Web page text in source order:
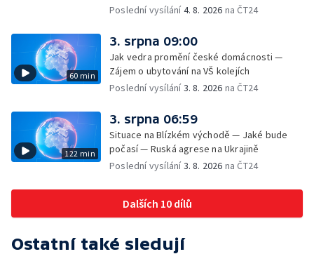
hudebníkem Glenem Hansardem
Poslední vysílání4. 8. 2026 na ČT24
60 min
3. srpna 09:00
Jak vedra promění české domácnosti —
Zájem o ubytování na VŠ kolejích
Poslední vysílání3. 8. 2026 na ČT24
122 min
3. srpna 06:59
Situace na Blízkém východě — Jaké bude
počasí — Ruská agrese na Ukrajině
Poslední vysílání3. 8. 2026 na ČT24
Dalších 10 dílů
Ostatní také sledují